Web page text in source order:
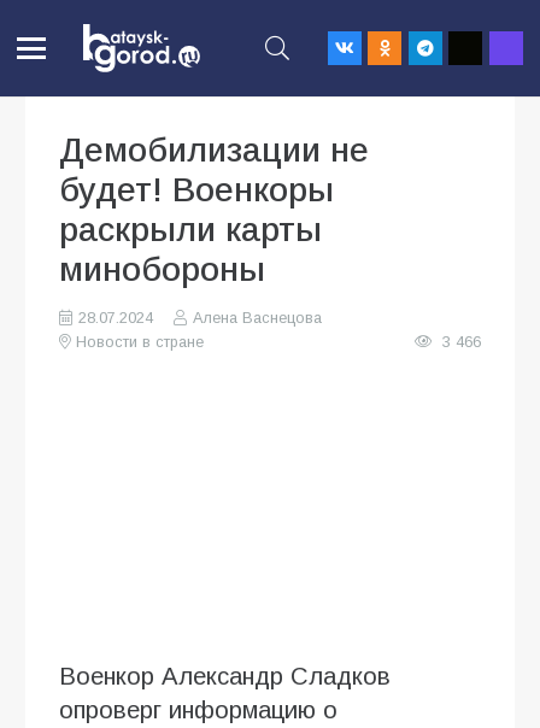
Демобилизации не
будет! Военкоры
раскрыли карты
минобороны
28.07.2024
Алена Васнецова
Новости в стране
3 466
Военкор Александр Сладков
опроверг информацию о